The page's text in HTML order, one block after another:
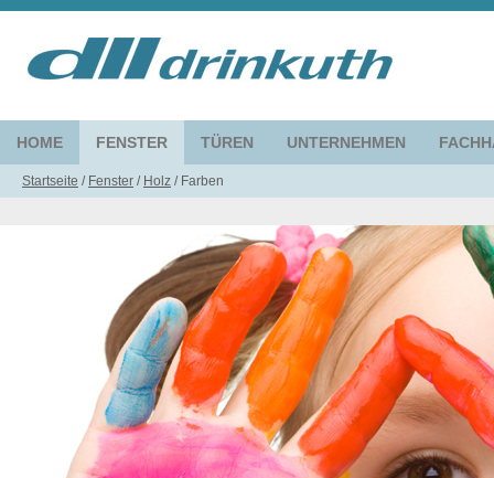
HOME FENSTER TÜREN UNTERNEHMEN
Startseite / Fenster / Holz / Farben